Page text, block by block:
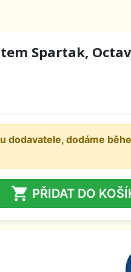
Spartak,
dodavatele, dodáme
 PŘIDAT DO